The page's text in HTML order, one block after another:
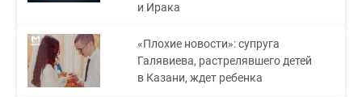
и Ирака
«Плохие новости»: супруга
Галявиева, растрелявшего детей
в Казани, ждет ребенка